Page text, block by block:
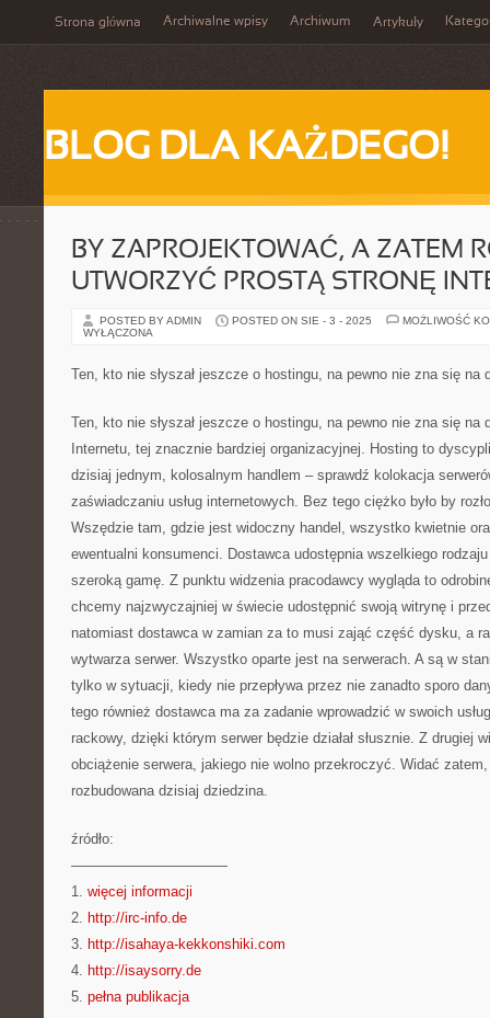
Strona główna Archiwalne wpisy Archiwum Artykuły
BLOG DLA KAŻDEGO!
BY ZAPROJEKTOWAĆ, A ZATEM
UTWORZYĆ PROSTĄ STRONĘ
POSTED BY ADMIN POSTED ON SIE - 3 - 2025
MOŻLIWOŚĆ
WYŁĄCZONA
Ten, kto nie słyszał jeszcze o hostingu, na pewno nie zna się na
Ten, kto nie słyszał jeszcze o hostingu, na pewno nie zna się na
Internetu, tej znacznie bardziej organizacyjnej. Hosting to
dzisiaj jednym, kolosalnym handlem – sprawdź kolokacja
zaświadczaniu usług internetowych. Bez tego ciężko było by
Wszędzie tam, gdzie jest widoczny handel, wszystko kwietnie
ewentualni konsumenci. Dostawca udostępnia wszelkiego
szeroką gamę. Z punktu widzenia pracodawcy wygląda to
chcemy najzwyczajniej w świecie udostępnić swoją witrynę i
natomiast dostawca w zamian za to musi zająć część dysku, a
wytwarza serwer. Wszystko oparte jest na serwerach. A są w
tylko w sytuacji, kiedy nie przepływa przez nie zanadto sporo
tego również dostawca ma za zadanie wprowadzić w swoich
rackowy, dzięki którym serwer będzie działał słusznie. Z drugiej
obciążenie serwera, jakiego nie wolno przekroczyć. Widać
rozbudowana dzisiaj dziedzina.
źródło:
———————————
1. więcej informacji
2. http://irc-info.de
3. http://isahaya-kekkonshiki.com
4. http://isaysorry.de
5. pełna publikacja